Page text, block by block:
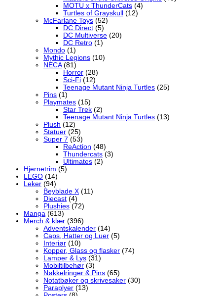
MOTU x ThunderCats (4)
Turtles of Grayskull
(12)
McFarlane Toys (52)
DC Direct (5)
DC Multiverse (20)
DC Retro (1)
Mondo (1)
Mythic Legions (10)
NECA (81)
Horror (28)
Sci-Fi (12)
Teenage Mutant Ninja Turtles (25)
Pins (1)
Playmates (15)
Star Trek (2)
Teenage Mutant Ninja Turtles (13)
Plush (12)
Statuer (25)
Super 7 (53)
ReAction (48)
Thundercats (3)
Ultimates (2)
Hjernetrim (5)
LEGO (14)
Leker (94)
Beyblade X (11)
Diecast (4)
Plushies (72)
Manga (613)
Merch & klær (396)
Adventskalender (14)
Caps, Hatter og Luer (5)
Interiør (10)
Kopper, Glass og flasker (74)
Lamper & Lys (31)
Mobiltilbehør (3)
Nøkkelringer & Pins (65)
Notatbøker og skrivesaker (30)
Paraplyer (13)